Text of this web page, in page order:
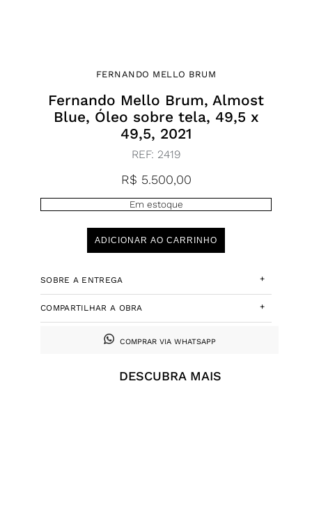
FERNANDO MELLO BRUM
Fernando Mello Brum, Almost
Blue, Óleo sobre tela, 49,5 x
49,5, 2021
REF: 2419
R$ 5.500,00
Em estoque
ADICIONAR AO CARRINHO
SOBRE A ENTREGA +
COMPARTILHAR A OBRA +
COMPRAR VIA WHATSAPP
DESCUBRA MAIS